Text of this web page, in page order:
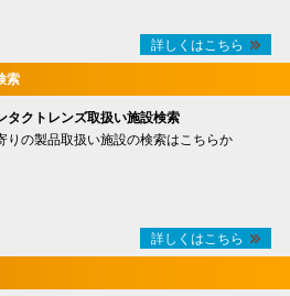
詳しくはこちら
索
タクトレンズ取扱い施設検索
りの製品取扱い施設の検索はこちらか
詳しくはこちら